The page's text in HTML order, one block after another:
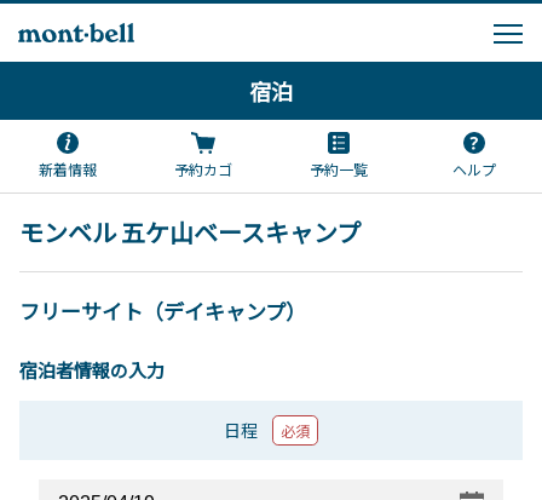
宿泊
新着情報 予約カゴ 予約一覧 ヘルプ
モンベル 五ケ山ベースキャンプ
フリーサイト（デイキャンプ）
宿泊者情報の入力
日程 必須